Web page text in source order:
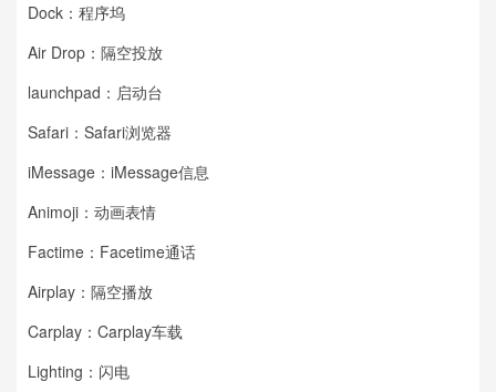
Dock：程序坞
Air Drop：隔空投放
launchpad：启动台
Safari：Safari浏览器
iMessage：iMessage信息
Animoji：动画表情
Factime：Facetime通话
Airplay：隔空播放
Carplay：Carplay车载
Lighting：闪电